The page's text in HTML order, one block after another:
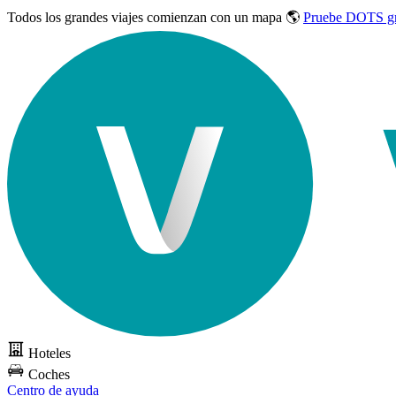
Todos los grandes viajes comienzan con un mapa 🌎 Pruebe DOTS
Hoteles
Coches
Centro de ayuda